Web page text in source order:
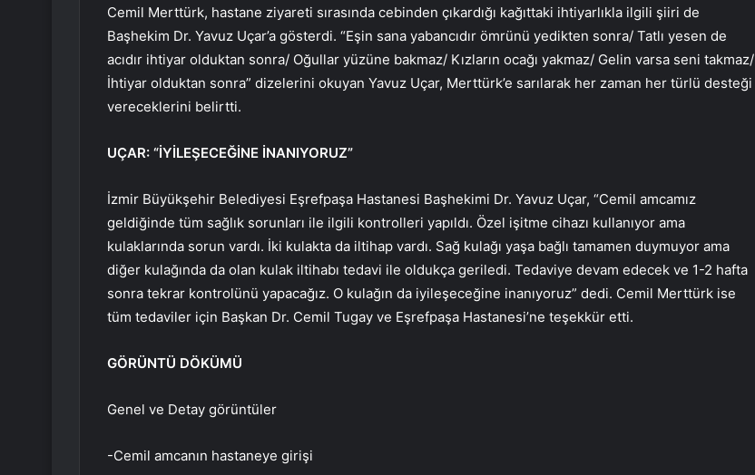
Cemil Merttürk, hastane ziyareti sırasında cebinden çıkardığı kağıttaki ihtiyarlıkla ilgili şiiri de
Başhekim Dr. Yavuz Uçar’a gösterdi. “Eşin sana yabancıdır ömrünü yedikten sonra/ Tatlı yesen de
acıdır ihtiyar olduktan sonra/ Oğullar yüzüne bakmaz/ Kızların ocağı yakmaz/ Gelin varsa seni takmaz/
İhtiyar olduktan sonra” dizelerini okuyan Yavuz Uçar, Merttürk’e sarılarak her zaman her türlü desteği
vereceklerini belirtti.
UÇAR: “İYİLEŞECEĞİNE İNANIYORUZ”
İzmir Büyükşehir Belediyesi Eşrefpaşa Hastanesi Başhekimi Dr. Yavuz Uçar, “Cemil amcamız
geldiğinde tüm sağlık sorunları ile ilgili kontrolleri yapıldı. Özel işitme cihazı kullanıyor ama
kulaklarında sorun vardı. İki kulakta da iltihap vardı. Sağ kulağı yaşa bağlı tamamen duymuyor ama
diğer kulağında da olan kulak iltihabı tedavi ile oldukça geriledi. Tedaviye devam edecek ve 1-2 hafta
sonra tekrar kontrolünü yapacağız. O kulağın da iyileşeceğine inanıyoruz” dedi. Cemil Merttürk ise
tüm tedaviler için Başkan Dr. Cemil Tugay ve Eşrefpaşa Hastanesi’ne teşekkür etti.
GÖRÜNTÜ DÖKÜMÜ
Genel ve Detay görüntüler
-Cemil amcanın hastaneye girişi